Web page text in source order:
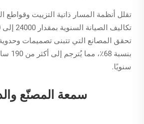
تقلل أنظمة المسار ذاتية التزييت وقواطع
تحقق المصانع التي تتبنى تصميمات
بنسبة
سنويًا.
سمعة المصنّع